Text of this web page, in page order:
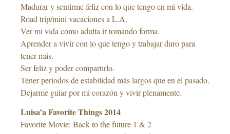
Madurar y sentirme feliz con lo que tengo en mi vida.
Road trip/mini vacaciones a L.A.
Ver mi vida como adulta ir tomando forma.
Aprender a vivir con lo que tengo y trabajar duro para
tener más.
Ser feliz y poder compartirlo.
Tener periodos de estabilidad más largos que en el pasado.
Dejarme guiar por mi corazón y vivir plenamente.
Luisa’a Favorite Things 2014
Favorite Movie: Back to the future 1 & 2